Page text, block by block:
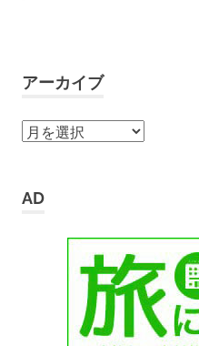
アーカイブ
ア
イ
AD